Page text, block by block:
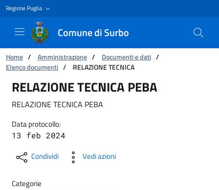
Regione Puglia
Comune di Surbo
Ti trovi in:
Home / Amministrazione / Documenti e dati /
Elenco documenti / RELAZIONE TECNICA
RELAZIONE TECNICA
RELAZIONE TECNICA PEBA
RELAZIONE TECNICA PEBA
Data protocollo:
13 feb 2024
Condividi Vedi azioni
Categorie